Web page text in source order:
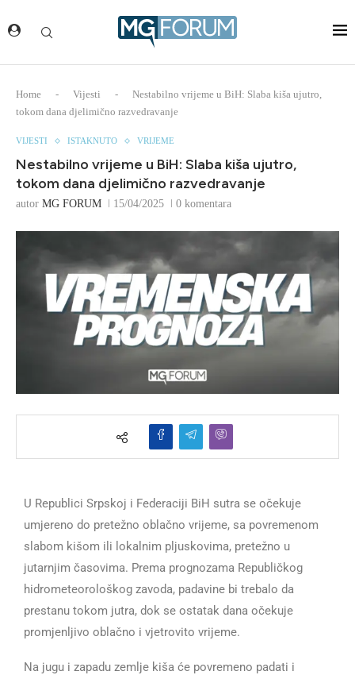
Home - Vijesti -
Nestabilno vrijeme u BiH: Slaba kiša ujutro,
tokom dana djelimično razvedravanje
VIJESTI ISTAKNUTO VRIJEME
Nestabilno vrijeme u BiH: Slaba kiša ujutro,
tokom dana djelimično razvedravanje
autor MG FORUM 15/04/2025 0 komentara
U Republici Srpskoj i Federaciji BiH sutra se očekuje
umjereno do pretežno oblačno vrijeme, sa povremenom
slabom kišom ili lokalnim pljuskovima, pretežno u
jutarnjim časovima. Prema prognozama Republičkog
hidrometeorološkog zavoda, padavine bi trebalo da
prestanu tokom jutra, dok se ostatak dana očekuje
promjenljivo oblačno i vjetrovito vrijeme.
Na jugu i zapadu zemlje kiša će povremeno padati i